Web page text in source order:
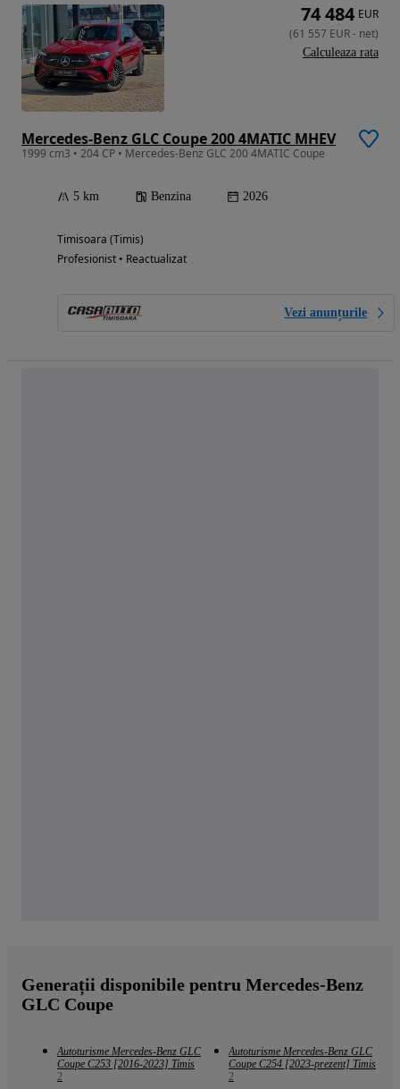
Mercedes-Benz GLC Coupe 200 4MATIC MHEV
1999 cm3 • 204 CP • Mercedes-Benz GLC 200 4MATIC Coupe
5 km Benzina 2026
Timisoara (Timis)
Profesionist • Reactualizat
Vezi anunțurile
74 484 EUR
(61 557 EUR- net)
Calculeaza rata
Generații disponibile pentru Mercedes-Benz
GLC Coupe
Autoturisme Mercedes-Benz GLC
Coupe C253 [2016-2023] Timis
2
Autoturisme Mercedes-Benz GLC
Coupe C254 [2023-prezent] Timis
2